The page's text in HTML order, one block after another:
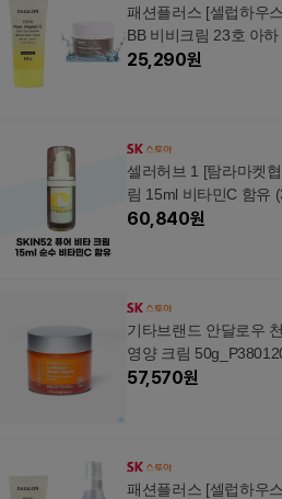
패션플러스 [셀럽하우
BB 비비크림 23호 아
25,290원
셀러허브 1 [탐라마켓
림 15ml 비타민C
60,840원
기타브랜드 안달로우
영양 크림
57,570원
패션플러스 [셀럽하우